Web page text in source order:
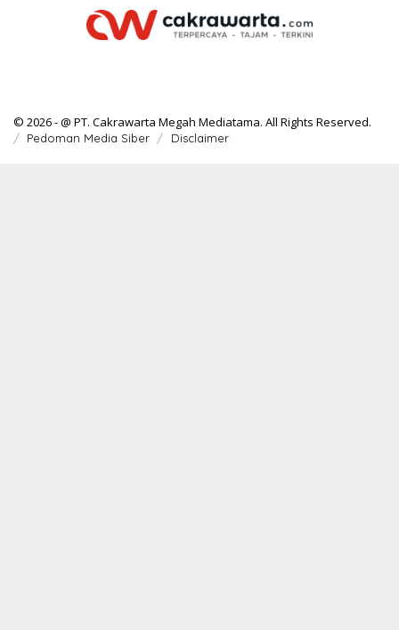
© 2026 - @ PT. Cakrawarta Megah Mediatama. All Rights Reserved.
Pedoman Media Siber Disclaimer